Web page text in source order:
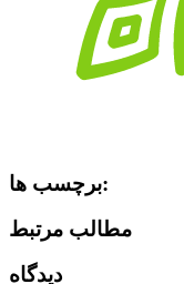
برچسب ها:
مطالب مرتبط
دیدگاه